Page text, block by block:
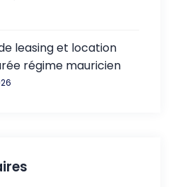
leasing et location
régime mauricien